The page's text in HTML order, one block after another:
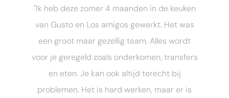
"Ik heb deze zomer 4 maanden in de keuken
van Gusto en Los amigos gewerkt. Het was
een groot maar gezellig team. Alles wordt
voor je geregeld zoals onderkomen, transfers
en eten. Je kan ook altijd terecht bij
problemen. Het is hard werken, maar er is